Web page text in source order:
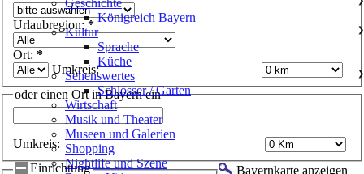
Urlaubregion:*
Ort: *
Umkreis:
oder einen Ort in Bayern ein
Umkreis:
Bayernkarte anzeigen
Einrichtung
Geschichte
Königreich Bayern
Kultur
❯
Sprache
Küche
Sehenswertes
❯
Schlösser / Gärten
Wirtschaft
Musik und Theater
Museen und Galerien
Shopping
Nightlife und Szene